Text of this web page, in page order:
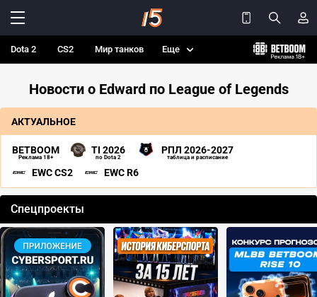
Dota 2 CS2 Мир танков Еще
Новости о Edward по League of Legends
АКТУАЛЬНОЕ
BETBOOM
Реклама 18+
TI 2026
по Dota 2
РПЛ 2026-2027
таблица и расписание
EWC CS2 EWC R6
Спецпроекты